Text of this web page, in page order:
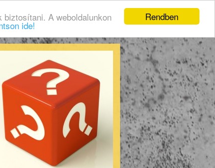
Rendben
A weboldalunkon
ide!